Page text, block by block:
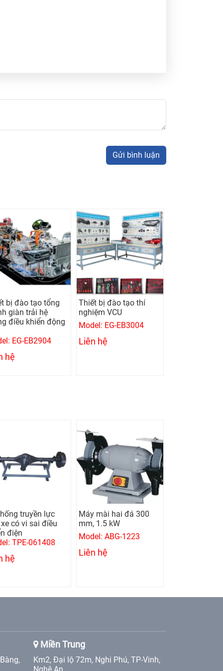
Gửi bình luận
bị đào tạo tổng
giàn trải hệ
điều khiển động
EG-EB2904
hệ
Thiết bị đào tạo thí
nghiệm VCU
Model: EG-EB3004
Liên hệ
truyền lực
có vi sai điều
điện
TPE-061408
hệ
Máy mài hai đá 300
mm, 1.5 kW
Model: ABG-1223
Liên hệ
Miền Trung
Km2, Đại lộ 72m, Nghi Phú, TP-Vinh,
Nghệ An